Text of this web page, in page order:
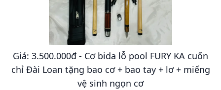
Giá: 3.500.000đ - Cơ bida lỗ pool FURY KA cuốn
chỉ Đài Loan tặng bao cơ + bao tay + lơ + miếng
vệ sinh ngọn cơ